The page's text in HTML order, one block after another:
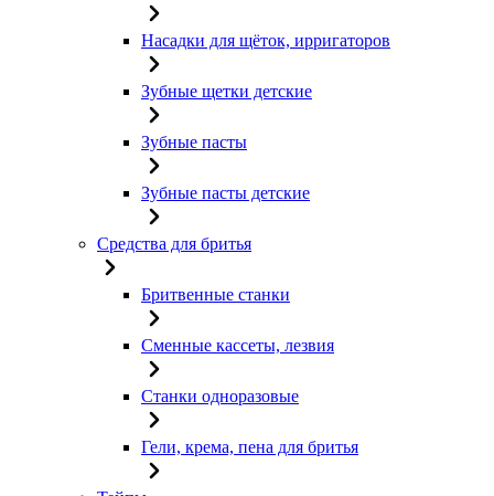
Насадки для щёток, ирригаторов
Зубные щетки детские
Зубные пасты
Зубные пасты детские
Средства для бритья
Бритвенные станки
Сменные кассеты, лезвия
Станки одноразовые
Гели, крема, пена для бритья